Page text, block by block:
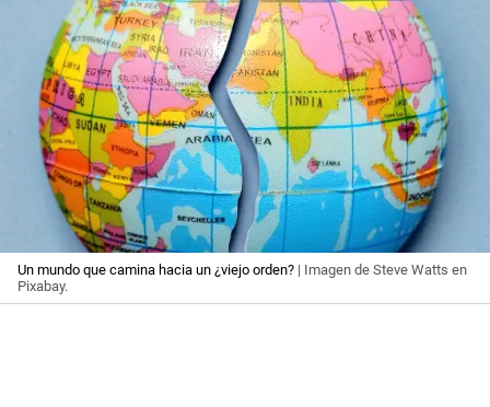
Un mundo que camina hacia un ¿viejo orden? | Imagen de Steve Watts en
Pixabay.